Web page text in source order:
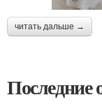
читать дальше →
Последние